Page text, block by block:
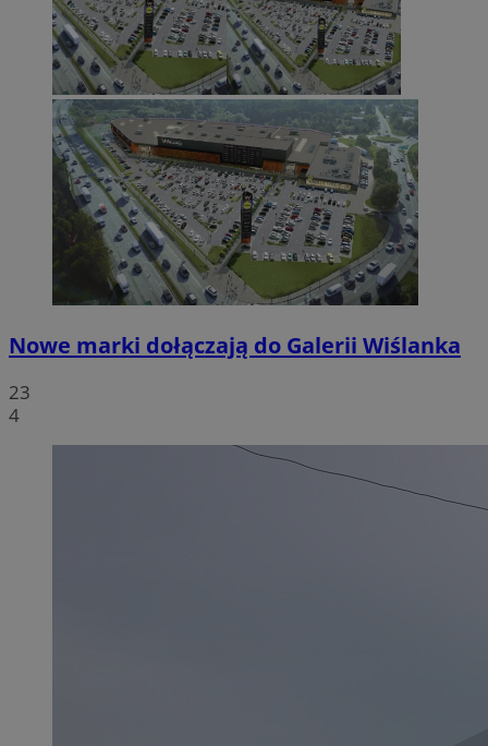
Nowe marki dołączają do Galerii Wiślanka
23
4